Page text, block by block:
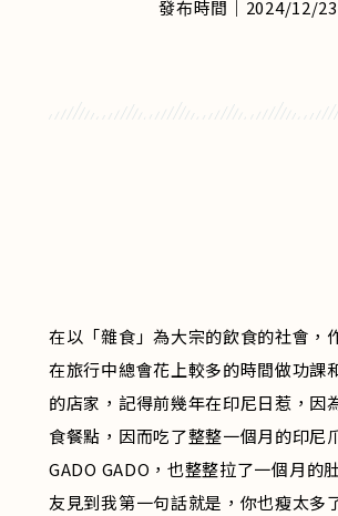
發布時間｜2024/12/23
在以「雜食」為大宗的飲食的社會，
在旅行中總會花上較多的時間做功課
的店家，記得前幾年在印尼日惹，因
食餐點，因而吃了整整一個月的印尼
GADO GADO，也整整拉了一個月的
友見到我第一句話就是，你也瘦太多